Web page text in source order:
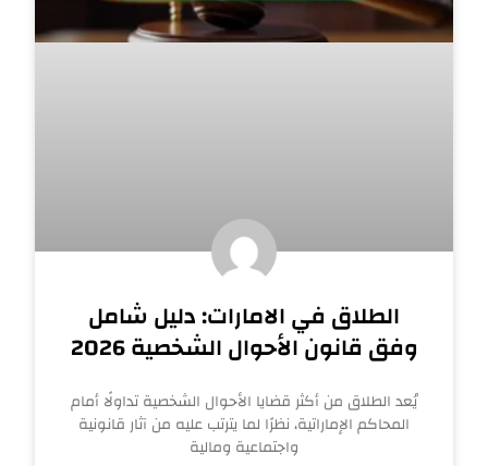
الطلاق في الامارات: دليل شامل
وفق قانون الأحوال الشخصية 2026
يُعد الطلاق من أكثر قضايا الأحوال الشخصية تداولًا أمام
المحاكم الإماراتية، نظرًا لما يترتب عليه من آثار قانونية
واجتماعية ومالية